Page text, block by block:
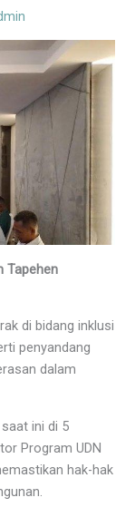
Tapehen
di bidang inklusi
penyandang
dalam
saat ini di 5
Program UDN
hak-hak